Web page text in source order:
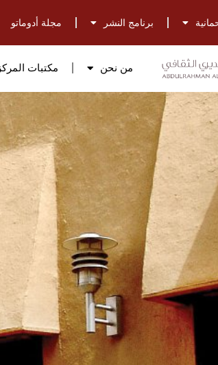
برنامج النشر مجلة أدوماتو
من نحن مكتبات المركز